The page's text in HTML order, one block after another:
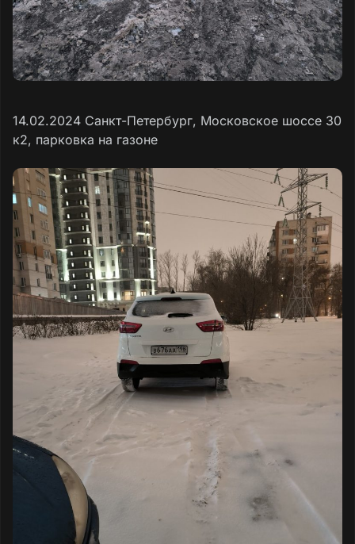
14.02.2024 Санкт-Петербург, Московское шоссе 30
к2, парковка на газоне